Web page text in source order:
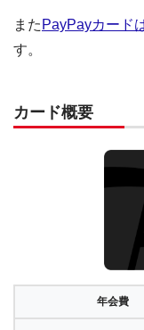
また PayPayカード
す。
カード概要
年会費